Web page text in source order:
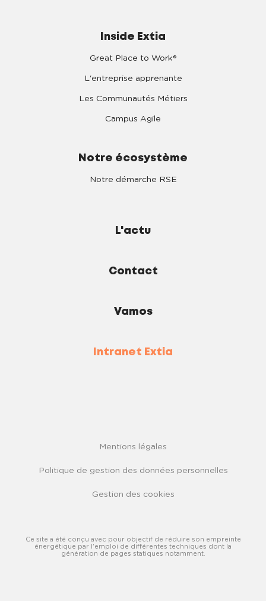
Inside Extia
Great Place to Work®
L'entreprise apprenante
Les Communautés Métiers
Campus Agile
Notre écosystème
Notre démarche RSE
L'actu
Contact
Vamos
Intranet Extia
Mentions légales
Politique de gestion des données personnelles
Gestion des cookies
Ce site a été conçu avec pour objectif de réduire son empreinte
énergétique par l'emploi de différentes techniques dont la
génération de pages statiques notamment.